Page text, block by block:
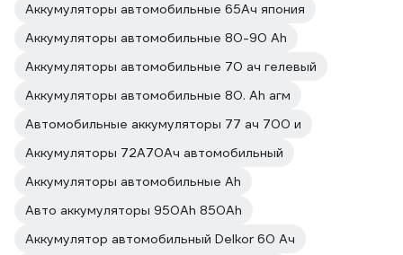
Аккумуляторы автомобильные 65Ач япония
Аккумуляторы автомобильные 80-90 Ah
Аккумуляторы автомобильные 70 ач гелевый
Аккумуляторы автомобильные 80. Ah агм
Автомобильные аккумуляторы 77 ач 700 и
Аккумуляторы 72А70Ач автомобильный
Аккумуляторы автомобильные Ah
Авто аккумуляторы 950Ah 850Ah
Аккумулятор автомобильный Delkor 60 Ач